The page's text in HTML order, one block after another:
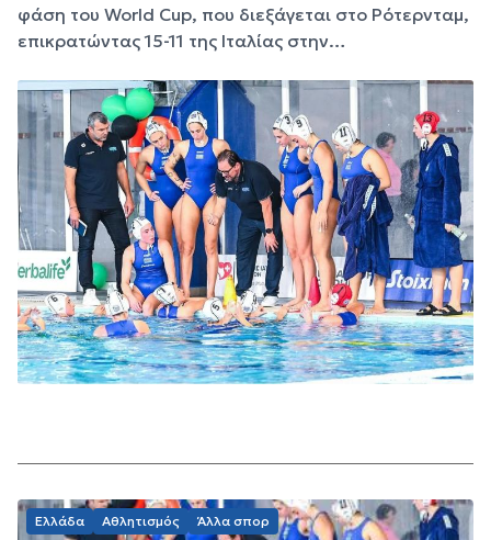
φάση του World Cup, που διεξάγεται στο Ρότερνταμ,
επικρατώντας 15-11 της Ιταλίας στην…
Ελλάδα Αθλητισμός Άλλα σπορ